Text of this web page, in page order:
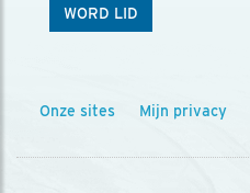
WORD LID
Onze sites Mijn privacy